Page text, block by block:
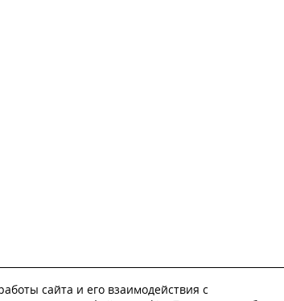
сайта и его взаимодействия с